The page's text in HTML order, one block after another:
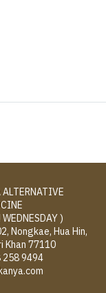
)
Nongkae, Hua Hin,
Khan 77110
258 9494